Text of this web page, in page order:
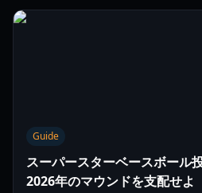
Guide
スーパースターベースボール
2026年のマウンドを支配せよ